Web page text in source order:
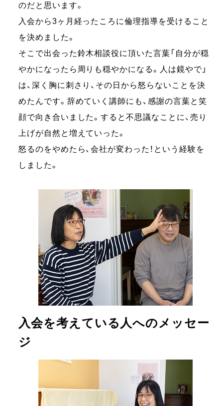
のだと思います。
入会から3ヶ月経ったころに倫理指導を受けること
を決めました。
そこで出会った鈴木相談役に頂いた言葉「自分が穏
やかになったら周りも穏やかになる。人は鏡やで」
は、深く胸に刺さり、その日から怒らないことを決
めたんです。辞めていく講師にも、感謝の言葉と笑
顔で向き合いました。すると不思議なことに、売り
上げが自然と増えていった。
怒るのをやめたら、会社が変わった！という経験を
しました。
入会を考えている人へのメッセー
ジ